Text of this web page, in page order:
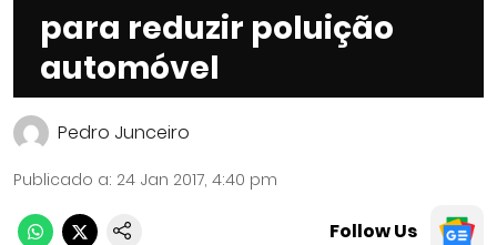
para reduzir poluição
automóvel
Pedro Junceiro
Publicado a: 24 Jan 2017, 4:40 pm
Follow Us